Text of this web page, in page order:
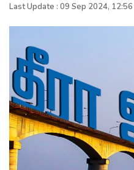
Last Update : 09 Sep 2024,